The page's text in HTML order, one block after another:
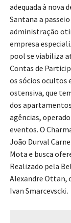
adequada à nova
Santana a
administração
empresa
pool se viabiliza
Contas de
os sócios ocultos
ostensiva, que
dos
agências,
eventos. O
João Durval
Mota e busca
Realizado pela
Alexandre Ottan,
Ivan Smarcevscki.